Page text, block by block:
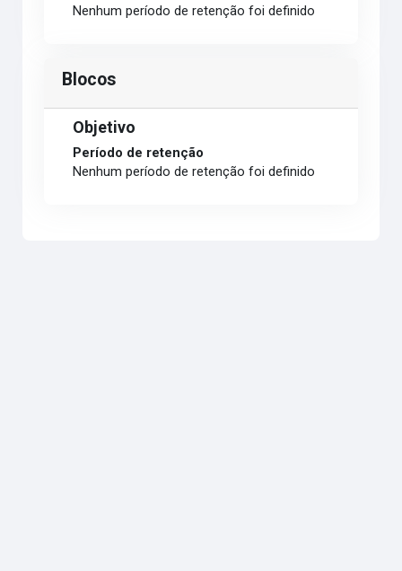
Nenhum período de retenção foi definido
Blocos
Objetivo
Período de retenção
Nenhum período de retenção foi definido